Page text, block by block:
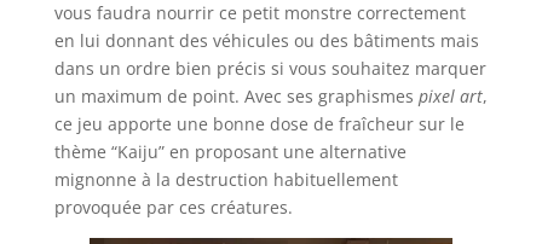
vous faudra nourrir ce petit monstre correctement
en lui donnant des véhicules ou des bâtiments mais
dans un ordre bien précis si vous souhaitez marquer
un maximum de point. Avec ses graphismes pixel art,
ce jeu apporte une bonne dose de fraîcheur sur le
thème “Kaiju” en proposant une alternative
mignonne à la destruction habituellement
provoquée par ces créatures.